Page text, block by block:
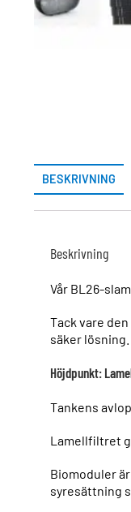
BESKRIVNING
Beskrivning
Vår BL26-
Tack vare
säker lösning.
Höjdpunkt:
Tankens
Lamellfiltret
Biomoduler
syresättning